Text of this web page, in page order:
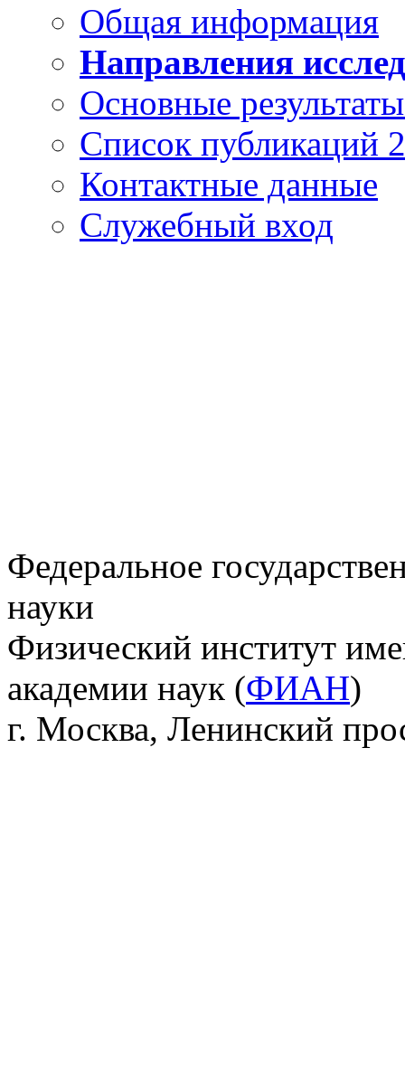
Общая информация
Направления
Основные
Список публикаций
Контактные данные
Служебный вход
Федеральное
науки
Физический институт
академии наук (ФИАН)
г. Москва, Ленинский